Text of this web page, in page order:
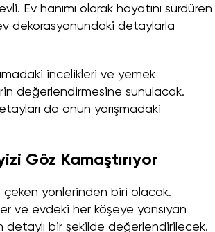
Ev hanımı olarak hayatını sürdüren
dekorasyonundaki detaylarla
incelikleri ve yemek
değerlendirmesine sunulacak.
da onun yarışmadaki
Göz Kamaştırıyor
çeken yönlerinden biri olacak.
ve evdeki her köşeye yansıyan
detaylı bir şekilde değerlendirilecek.